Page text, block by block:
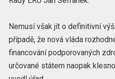
Nemusí však jít o definitivní
případě, že nová vláda
financování podporovaných
určované státem naopak